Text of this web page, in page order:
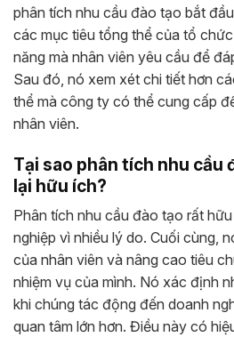
phân tích nhu cầu đào tạo bắt
các mục tiêu tổng thể của tổ
năng mà nhân viên yêu cầu để
Sau đó, nó xem xét chi tiết hơn
thể mà công ty có thể cung cấp
nhân viên.
Tại sao phân tích nhu cầu
lại hữu ích?
Phân tích nhu cầu đào tạo rất
nghiệp vì nhiều lý do. Cuối cùng,
của nhân viên và nâng cao tiêu
nhiệm vụ của mình. Nó xác định
khi chúng tác động đến doanh
quan tâm lớn hơn. Điều này có